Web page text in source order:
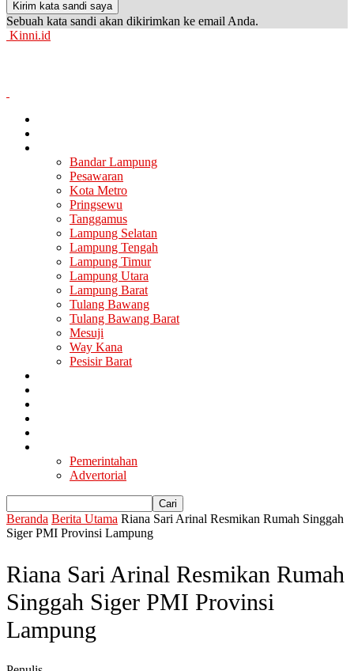
Sebuah kata sandi akan dikirimkan ke email Anda.
Kinni.id
Bandar Lampung
Pesawaran
Kota Metro
Pringsewu
Tanggamus
Lampung Selatan
Lampung Tengah
Lampung Timur
Lampung Utara
Lampung Barat
Tulang Bawang
Tulang Bawang Barat
Mesuji
Way Kana
Pesisir Barat
Pemerintahan
Advertorial
Beranda Berita Utama Riana Sari Arinal Resmikan Rumah Singgah
Siger PMI Provinsi Lampung
Riana Sari Arinal Resmikan Rumah
Singgah Siger PMI Provinsi
Lampung